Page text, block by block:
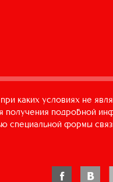
каких условиях не
подробной
специальной формы